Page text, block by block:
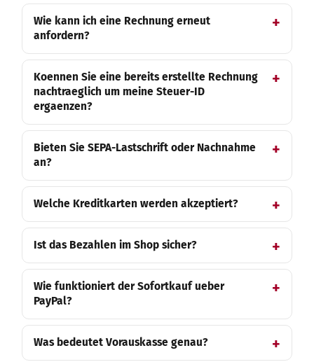
Wie kann ich eine Rechnung erneut
anfordern?
Koennen Sie eine bereits erstellte Rechnung
nachtraeglich um meine Steuer-ID
ergaenzen?
Bieten Sie SEPA-Lastschrift oder Nachnahme
an?
Welche Kreditkarten werden akzeptiert?
Ist das Bezahlen im Shop sicher?
Wie funktioniert der Sofortkauf ueber
PayPal?
Was bedeutet Vorauskasse genau?